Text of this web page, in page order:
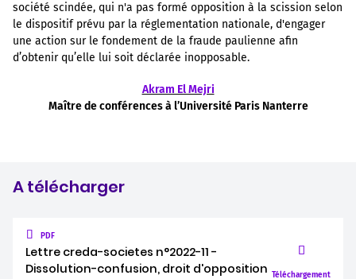
société scindée, qui n'a pas formé opposition à la scission selon
le dispositif prévu par la réglementation nationale, d'engager
une action sur le fondement de la fraude paulienne afin
d’obtenir qu’elle lui soit déclarée inopposable.
Akram El Mejri
Maître de conférences à l’Université Paris Nanterre
A télécharger
PDF
Lettre creda-societes n°2022-11 -
Dissolution-confusion, droit d'opposition Téléchargement